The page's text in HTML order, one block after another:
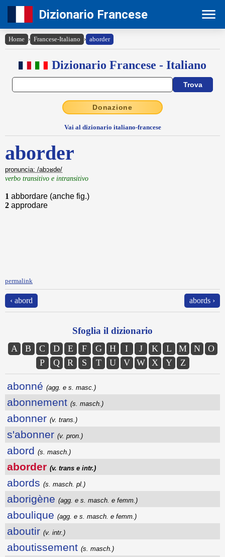
Dizionario Francese
Home › Francese-Italiano › aborder
Dizionario Francese - Italiano
Donazione
Vai al dizionario italiano-francese
aborder
pronuncia: /abɔʁde/
verbo transitivo e intransitivo
1 abbordare (anche fig.)
2 approdare
permalink
‹ abord abords ›
Sfoglia il dizionario
A B C D E F G H I J K L M N
O
P
Q R S T U V W X Y Z
abonné (agg. e s. masc.)
abonnement (s. masch.)
abonner (v. trans.)
s'abonner (v. pron.)
abord (s. masch.)
aborder (v. trans e intr.)
abords (s. masch. pl.)
aborigène (agg. e s. masch. e femm.)
aboulique (agg. e s. masch. e femm.)
aboutir (v. intr.)
aboutissement (s. masch.)